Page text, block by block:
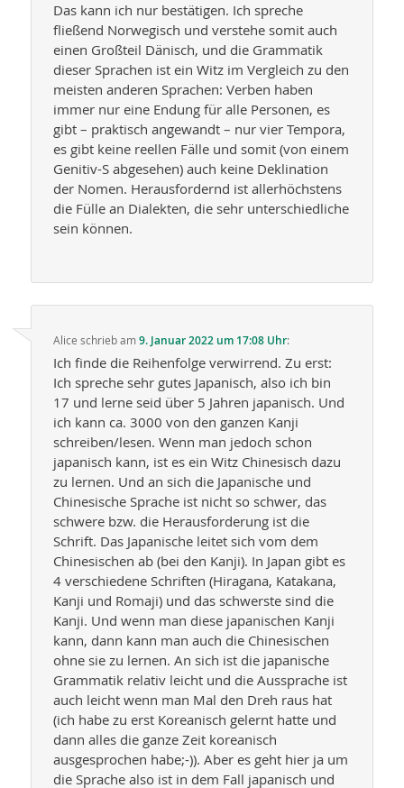
Das kann ich nur bestätigen. Ich spreche
fließend Norwegisch und verstehe somit auch
einen Großteil Dänisch, und die Grammatik
dieser Sprachen ist ein Witz im Vergleich zu den
meisten anderen Sprachen: Verben haben
immer nur eine Endung für alle Personen, es
gibt – praktisch angewandt – nur vier Tempora,
es gibt keine reellen Fälle und somit (von einem
Genitiv-S abgesehen) auch keine Deklination
der Nomen. Herausfordernd ist allerhöchstens
die Fülle an Dialekten, die sehr unterschiedliche
sein können.
Alice schriebam9. Januar 2022 um 17:08 Uhr:
Ich finde die Reihenfolge verwirrend. Zu erst:
Ich spreche sehr gutes Japanisch, also ich bin
17 und lerne seid über 5 Jahren japanisch. Und
ich kann ca. 3000 von den ganzen Kanji
schreiben/lesen. Wenn man jedoch schon
japanisch kann, ist es ein Witz Chinesisch dazu
zu lernen. Und an sich die Japanische und
Chinesische Sprache ist nicht so schwer, das
schwere bzw. die Herausforderung ist die
Schrift. Das Japanische leitet sich vom dem
Chinesischen ab (bei den Kanji). In Japan gibt es
4 verschiedene Schriften (Hiragana, Katakana,
Kanji und Romaji) und das schwerste sind die
Kanji. Und wenn man diese japanischen Kanji
kann, dann kann man auch die Chinesischen
ohne sie zu lernen. An sich ist die japanische
Grammatik relativ leicht und die Aussprache ist
auch leicht wenn man Mal den Dreh raus hat
(ich habe zu erst Koreanisch gelernt hatte und
dann alles die ganze Zeit koreanisch
ausgesprochen habe;-)). Aber es geht hier ja um
die Sprache also ist in dem Fall japanisch und